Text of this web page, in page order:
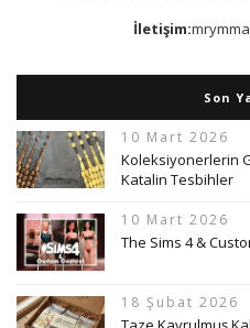
İletişim:
Son
10 Mart 2026
Koleksiyonerlerin
Katalin Tesbihler
10 Mart 2026
The Sims 4 &
18 Şubat 2026